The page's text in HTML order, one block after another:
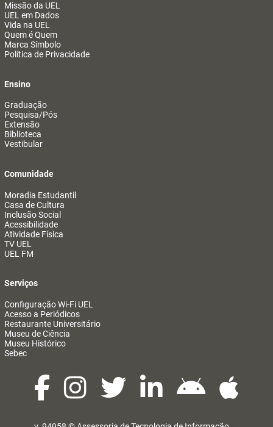
Missão da UEL
UEL em Dados
Vida na UEL
Quem é Quem
Marca Símbolo
Política de Privacidade
Ensino
Graduação
Pesquisa/Pós
Extensão
Biblioteca
Vestibular
Comunidade
Moradia Estudantil
Casa de Cultura
Inclusão Social
Acessibilidade
Atividade Física
TV UEL
UEL FM
Serviços
Configuração Wi-Fi UEL
Acesso a Periódicos
Restaurante Universitário
Museu de Ciência
Museu Histórico
Sebec